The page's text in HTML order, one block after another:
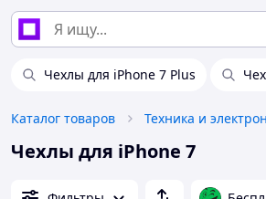
Чехлы для iPhone 7 Plus
Каталог товаров Техника и
Чехлы для iPhone 7